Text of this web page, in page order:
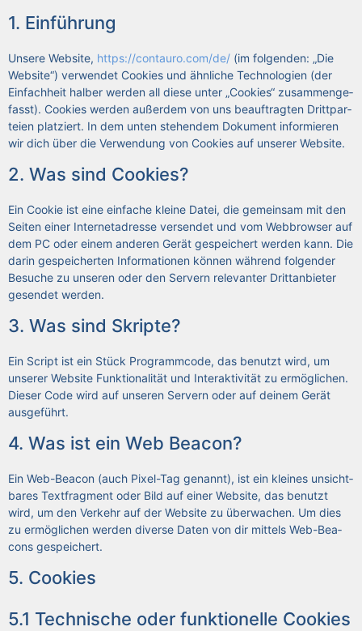
1. Ein­füh­rung
Unse­re Web­site, https://contauro.com/de/ (im fol­gen­den: „Die
Web­site“) ver­wen­det Coo­kies und ähn­li­che Tech­no­lo­gien (der
Ein­fach­heit hal­ber wer­den all die­se unter „Coo­kies“ zusam­men­ge­
fasst). Coo­kies wer­den außer­dem von uns beauf­trag­ten Dritt­par­
tei­en plat­ziert. In dem unten ste­hen­dem Doku­ment infor­mie­ren
wir dich über die Ver­wen­dung von Coo­kies auf unse­rer Web­site.
2. Was sind Coo­kies?
Ein Coo­kie ist eine ein­fa­che klei­ne Datei, die gemein­sam mit den
Sei­ten einer Inter­net­adres­se ver­sen­det und vom Web­brow­ser auf
dem PC oder einem ande­ren Gerät gespei­chert wer­den kann. Die
dar­in gespei­cher­ten Infor­ma­tio­nen kön­nen wäh­rend fol­gen­der
Besu­che zu unse­ren oder den Ser­vern rele­van­ter Dritt­an­bie­ter
gesen­det wer­den.
3. Was sind Skrip­te?
Ein Script ist ein Stück Pro­gramm­code, das benutzt wird, um
unse­rer Web­site Funk­tio­na­li­tät und Inter­ak­ti­vi­tät zu ermög­li­chen.
Die­ser Code wird auf unse­ren Ser­vern oder auf dei­nem Gerät
aus­ge­führt.
4. Was ist ein Web Bea­con?
Ein Web-Bea­con (auch Pixel-Tag genannt), ist ein klei­nes unsicht­
ba­res Text­frag­ment oder Bild auf einer Web­site, das benutzt
wird, um den Ver­kehr auf der Web­site zu über­wa­chen. Um dies
zu ermög­li­chen wer­den diver­se Daten von dir mit­tels Web-Bea­
cons gespei­chert.
5. Coo­kies
5.1 Tech­ni­sche oder funk­tio­nel­le Coo­kies